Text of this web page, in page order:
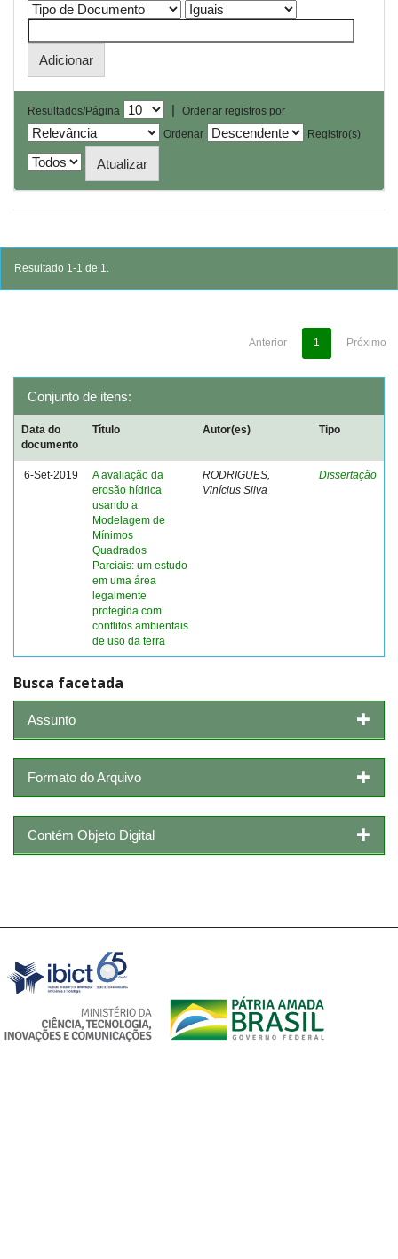
Resultados/Página |
Ordenar registros por
Ordenar
Registro(s)
Resultado 1-1 de 1.
Anterior 1 Próximo
Conjunto de itens:
Data do
documento
Título Autor(es) Tipo
6-Set-2019
A avaliação da
erosão hídrica
usando a
Modelagem de
Mínimos
Quadrados
Parciais: um estudo
em uma área
legalmente
protegida com
conflitos ambientais
de uso da terra
RODRIGUES,
Vinícius Silva
Dissertação
Busca facetada
Assunto
Formato do Arquivo
Contém Objeto Digital